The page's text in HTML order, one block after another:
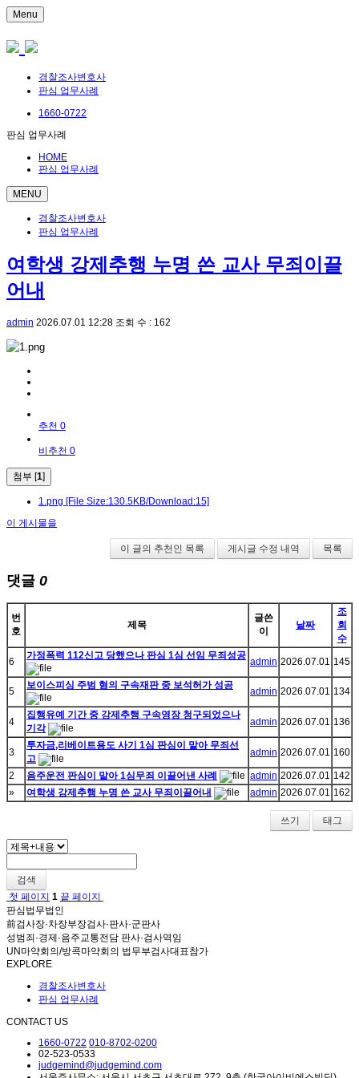
Menu
경찰조사변호사
판심 업무사례
1660-0722
판심 업무사례
HOME
판심 업무사례
MENU
경찰조사변호사
판심 업무사례
여학생 강제추행 누명 쓴 교사 무죄이끌
어내
admin 2026.07.01 12:28 조회 수 : 162
추천 0
비추천 0
첨부 [1]
1.png [File Size:130.5KB/Download:15]
이 게시물을
이 글의 추천인 목록 게시글 수정 내역 목록
댓글 0
번
호
제목
글쓴
이
날짜
조
회
수
6
가정폭력 112신고 당했으나 판심 1심 선임 무죄성공
admin 2026.07.01 145
5
보이스피싱 주범 혐의 구속재판 중 보석허가 성공
admin 2026.07.01 134
4
집행유예 기간 중 강제추행 구속영장 청구되었으나
기각
admin 2026.07.01 136
3
투자금,리베이트용도 사기 1심 판심이 맡아 무죄선
고
admin 2026.07.01 160
2 음주운전 판심이 맡아 1심무죄 이끌어낸 사례 admin 2026.07.01 142
»
여학생 강제추행 누명 쓴 교사 무죄이끌어내 admin 2026.07.01 162
쓰기 태그
검색
첫 페이지 1 끝 페이지
판심법무법인
前검사장·차장부장검사·판사·군판사
성범죄·경제·음주교통전담 판사·검사역임
UN마약회의/방콕마약회의 법무부검사대표참가
EXPLORE
경찰조사변호사
판심 업무사례
CONTACT US
1660-0722 010-8702-0200
02-523-0533
judgemind@judgemind.com